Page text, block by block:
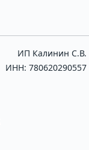
ИП Калинин С.В.
ИНН: 780620290557